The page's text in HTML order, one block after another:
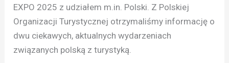
EXPO 2025 z udziałem m.in. Polski. Z Polskiej
Organizacji Turystycznej otrzymaliśmy informację o
dwu ciekawych, aktualnych wydarzeniach
związanych polską z turystyką.